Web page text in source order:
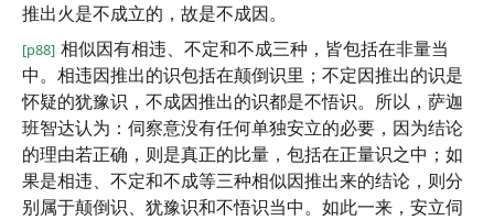
推出火是不成立的，故是不成因。
[p88] 相似因有相违、不定和不成三种，皆包括在非量当
中。相违因推出的识包括在颠倒识里；不定因推出的识是
怀疑的犹豫识，不成因推出的识都是不悟识。所以，萨迦
班智达认为：伺察意没有任何单独安立的必要，因为结论
的理由若正确，则是真正的比量，包括在正量识之中；如
果是相违、不定和不成等三种相似因推出来的结论，则分
别属于颠倒识、犹豫识和不悟识当中。如此一来，安立伺